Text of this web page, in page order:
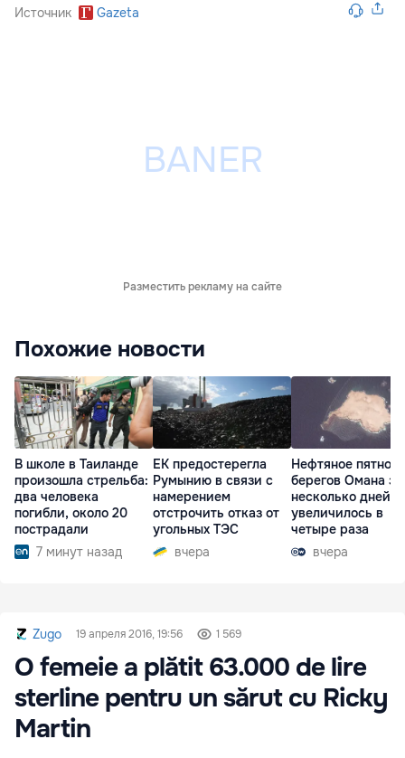
Источник Gazeta
Разместить рекламу на сайте
Похожие новости
В школе в Таиланде
произошла стрельба:
два человека
погибли, около 20
пострадали
7 минут назад
ЕК предостерегла
Румынию в связи с
намерением
отстрочить отказ от
угольных ТЭС
вчера
Нефтяное пятно у
берегов Омана за
несколько дней
увеличилось в
четыре раза
вчера
Zugo 19 апреля 2016, 19:56 1 569
O femeie a plătit 63.000 de lire
sterline pentru un sărut cu Ricky
Martin